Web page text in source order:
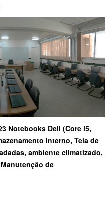
Notebooks Dell (Core i5,
Interno, Tela de
ambiente climatizado,
de